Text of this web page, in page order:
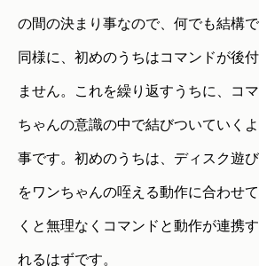
の間の決まり事なので、何でも結構
同様に、初めのうちはコマンドが後
ません。これを繰り返すうちに、コ
ちゃんの意識の中で結びついていく
事です。初めのうちは、ディスク遊
をワンちゃんの咥える動作に合わせ
くと無理なくコマンドと動作が連携
れるはずです。